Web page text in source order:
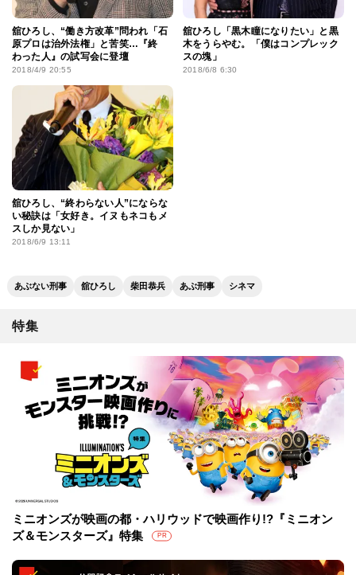
舘ひろし、“働き方改革”問われ「石
原プロは治外法権」と苦笑…『終
わった人』の試写会に登壇
2018/4/9 20:55
舘ひろし「黒木瞳になりたい」と黒
木をうらやむ。「僕はコンプレック
スの塊」
2018/6/8 6:30
舘ひろし、“終わらない人”にならな
い秘訣は「女好き。イヌもネコもメ
スしか見ない」
2018/6/9 13:11
あぶない刑事 舘ひろし 柴田恭兵 あぶ刑事 シネマ
特集
ミニオンズが映画の都・ハリウッドで映画作り!?『ミニオン
ズ＆モンスターズ』特集
PR